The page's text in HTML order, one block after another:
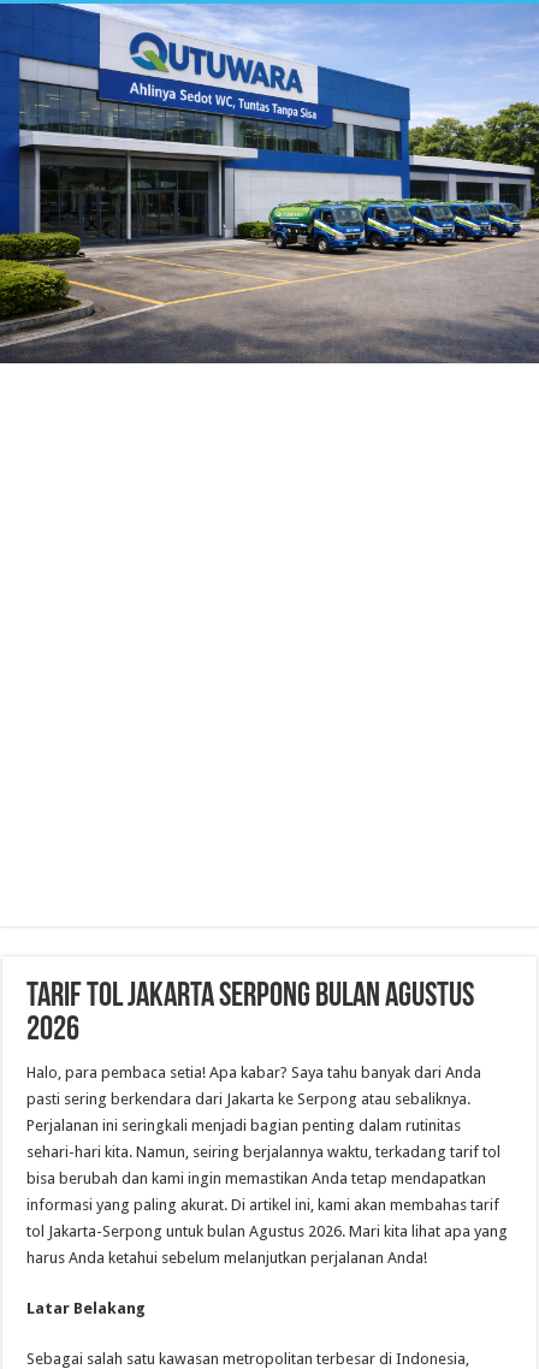
Tarif Tol Jakarta Serpong Bulan Agustus
2026
Halo, para pembaca setia! Apa kabar? Saya tahu banyak dari Anda
pasti sering berkendara dari Jakarta ke Serpong atau sebaliknya.
Perjalanan ini seringkali menjadi bagian penting dalam rutinitas
sehari-hari kita. Namun, seiring berjalannya waktu, terkadang tarif tol
bisa berubah dan kami ingin memastikan Anda tetap mendapatkan
informasi yang paling akurat. Di artikel ini, kami akan membahas tarif
tol Jakarta-Serpong untuk bulan Agustus 2026. Mari kita lihat apa yang
harus Anda ketahui sebelum melanjutkan perjalanan Anda!
Latar Belakang
Sebagai salah satu kawasan metropolitan terbesar di Indonesia,